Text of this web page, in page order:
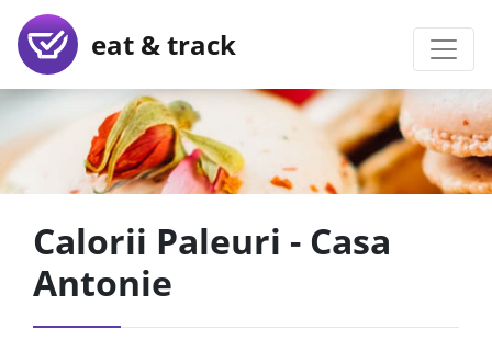
eat & track
Calorii Paleuri - Casa
Antonie